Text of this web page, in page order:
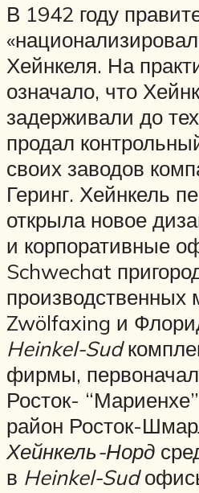
В 1942 году
Хейнкеля. На
означало, что
задерживали до
продал
своих заводов
Геринг. Хейнкель
открыла новое
и корпоративные
Schwechat
производственных
Zwölfaxing и
Heinkel-Sud
фирмы,
Росток-
район Росток-
Хейнкель-Норд
в Heinkel-Sud